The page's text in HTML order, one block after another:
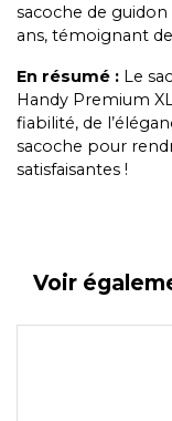
sacoche de
ans, témoignant
En résumé : Le
Handy Premium
fiabilité, de
sacoche pour
satisfaisantes !
Voir